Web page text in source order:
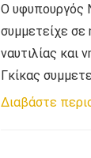
Ο υφυπουργός
συμμετείχε
ναυτιλίας και
Γκίκας
Διαβάστε